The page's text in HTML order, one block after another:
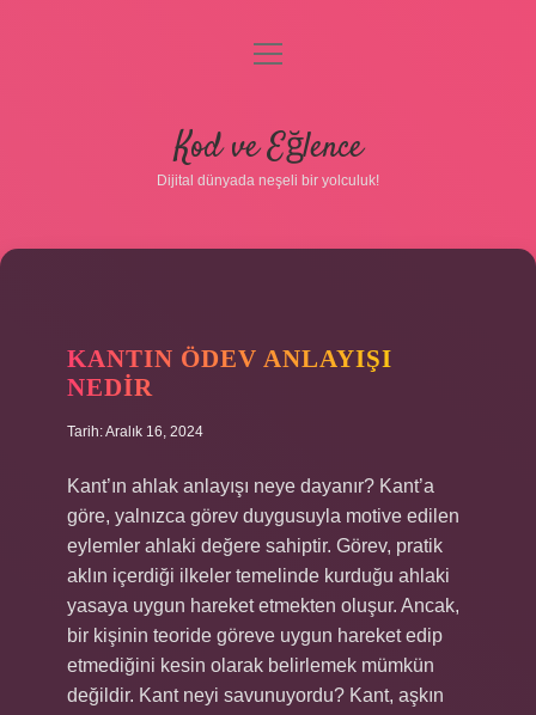
Gizlilik Politikası
Hakkımızda
menüyü
Kod ve Eğlence
Dijital dünyada neşeli bir yolculuk!
VE
EĞLENCE
YAZILAR
KANTIN ÖDEV ANLAYIŞI
NEDIR
Tarih: Aralık 16, 2024
Kant’ın ahlak anlayışı neye dayanır? Kant’a
göre, yalnızca görev duygusuyla motive edilen
eylemler ahlaki değere sahiptir. Görev, pratik
aklın içerdiği ilkeler temelinde kurduğu ahlaki
yasaya uygun hareket etmekten oluşur. Ancak,
bir kişinin teoride göreve uygun hareket edip
etmediğini kesin olarak belirlemek mümkün
değildir. Kant neyi savunuyordu? Kant, aşkın